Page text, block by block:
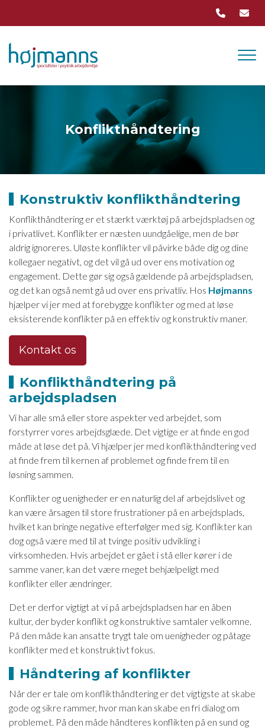
content
Konflikthåndtering
Konstruktiv konflikthåndtering
Konflikthåndtering er et stærkt værktøj på arbejdspladsen og
i privatlivet. Konflikter er næsten uundgåelige, men de bør
aldrig ignoreres. Uløste konflikter vil påvirke både dig og dine
kollegaer negativt, og det vil gå ud over ens motivation og
engagement. Dette gør sig også gældende på arbejdspladsen,
og det kan også nemt gå ud over ens privatliv. Hos Højmanns
hjælper vi jer med at forebygge konflikter og med at løse
eksisterende konflikter på en effektiv og konstruktiv maner.
Kontakt os
Konflikthåndtering på
arbejdspladsen
Vi har alle små eller store aspekter ved arbejdet, som
forstyrrer vores arbejdsglæde. Det vigtige er at finde en god
måde at løse det på. Vi hjælper jer med konflikthåndtering ved
at finde frem til kernen af problemet og finde frem til en
løsning sammen.
Konflikter og uenigheder er en naturlig del af arbejdslivet og
kan være årsagen til store frustrationer på en arbejdsplads,
hvilket kan bringe negative efterfølger med sig. Konflikter kan
dog også være med til at tvinge positiv udvikling i
virksomheden. Hvis arbejdet er gået i stå eller kører i de
samme vaner, kan det være meget behjælpeligt med
konflikter eller ændringer.
Det er derfor vigtigt at vi på arbejdspladsen har en åben
kultur, der byder konflikt og konstruktive samtaler velkomne.
På den måde kan ansatte trygt tale om uenigheder og påtage
konflikter med et konstruktivt fokus.
Håndtering af konflikter
Når der er tale om konflikthåndtering er det vigtigste at skabe
gode og sikre rammer, hvor man kan skabe en fri dialog om
problemet. På den måde håndteres konflikten på en sund og